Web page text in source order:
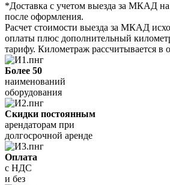
*Доставка с учетом выезда за МКАД
после оформления.
Расчет стоимости выезда за МКАД
оплаты плюс дополнительный
тарифу. Километраж рассчитывается в
Более 50
наименований
оборудования
Скидки постоянным
арендаторам при
долгосрочной аренде
Оплата
с НДС
и без